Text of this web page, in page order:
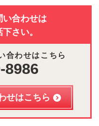
い合わせは
さい。
合わせはこちら
8986
せはこちら